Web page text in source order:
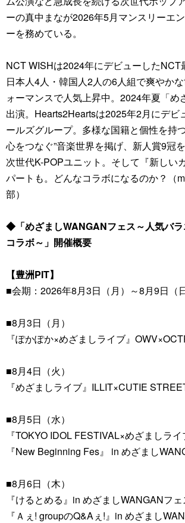
ーの真中まなが2026年5月マンスリーエ
ーを務めている。
NCT WISHは2024年にデビューしたNCT
日本人4人・韓国人2人の6人組で爽やか
ォーマンスで人気上昇中。2024年夏「め
出演。Hearts2Heartsは2025年2月にデビ
ールズグループ。多様な国籍と個性を持
心をつなぐ”音楽世界を掲げ、新人賞9冠
次世代K-POPユニット。そして『新しい
パートも。どんなコラボになるのか？（
部）
◆「めざましWANGANフェス～人気バ
コラボ～」開催概要
【豊洲PIT】
■会期：2026年8月3日（月）～8月9日（
■8月3日（月）
『ぽかぽか×めざましライブ』
■8月4日（火）
『めざましライブ』ILLIT×CUTIE
■8月5日（水）
『TOKYO IDOL FESTIVAL×めざましライ
『New Beginning Fes』 in めざまし
■8月6日（木）
『けるとめる』in めざましWANGANフェ
『Ａぇ! groupのQ&Aぇ!』in めざまし